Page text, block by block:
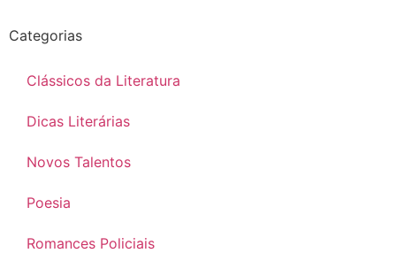
Categorias
Clássicos da Literatura
Dicas Literárias
Novos Talentos
Poesia
Romances Policiais